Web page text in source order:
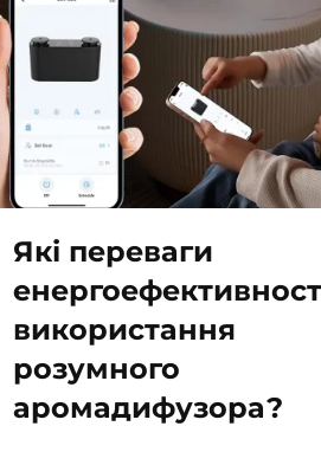
Які переваги
використання
розумного
аромадифузора?